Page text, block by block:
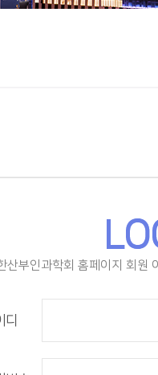
산부인과학회 홈페이지 회원
디